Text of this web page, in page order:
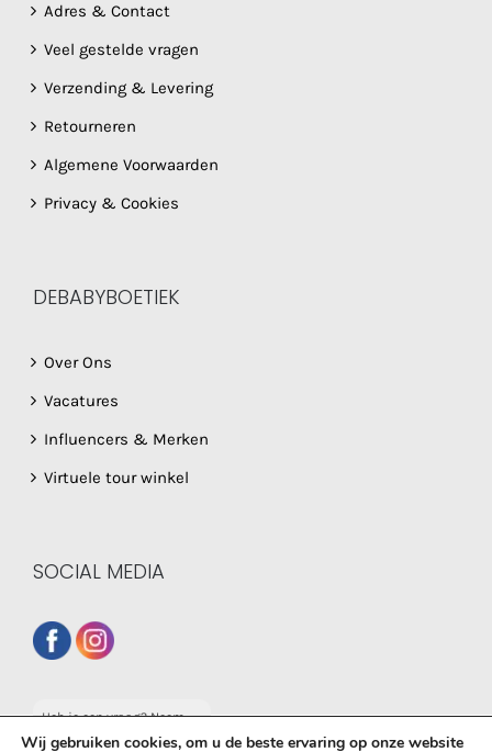
Adres & Contact
Veel gestelde vragen
Verzending & Levering
Retourneren
Algemene Voorwaarden
Privacy & Cookies
DEBABYBOETIEK
Over Ons
Vacatures
Influencers & Merken
Virtuele tour winkel
SOCIAL MEDIA
Heb je een vraag? Neem
dan gerust contact op
Wij gebruiken cookies, om u de beste ervaring op onze website